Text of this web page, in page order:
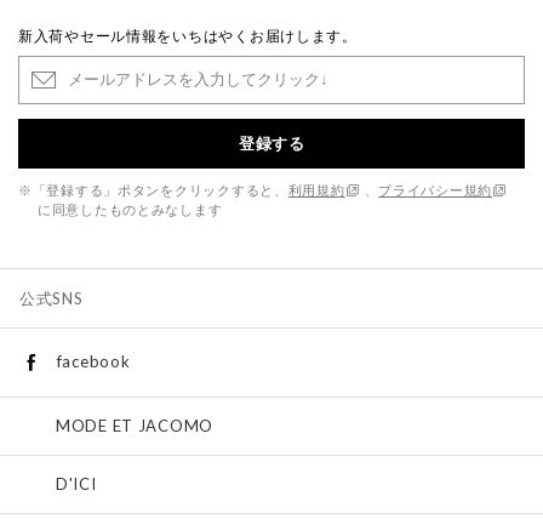
新入荷やセール情報をいちはやくお届けします。
登録する
※「登録する」ボタンをクリックすると、 利用規約
プライバシー規約
に同意したものとみなします
公式SNS
facebook
MODE ET JACOMO
D'ICI